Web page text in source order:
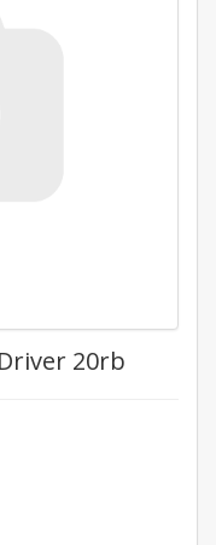
Driver 20rb